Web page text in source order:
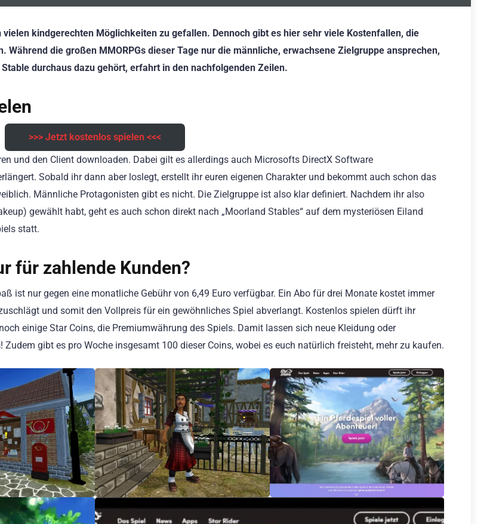
kindgerechten Möglichkeiten zu gefallen. Dennoch gibt es hier sehr viele Kostenfallen, die
die großen MMORPGs dieser Tage nur die männliche, erwachsene Zielgruppe ansprechen,
durchaus dazu gehört, erfahrt in den nachfolgenden Zeilen.
>>> Jetzt kostenlos spielen <<<
und den Client downloaden. Dabei gilt es allerdings auch Microsofts DirectX Software
Sobald ihr dann aber loslegt, erstellt ihr euren eigenen Charakter und bekommt auch schon das
Männliche Protagonisten gibt es nicht. Die Zielgruppe ist also klar definiert. Nachdem ihr also
gewählt habt, geht es auch schon direkt nach „Moorland Stables“ auf dem mysteriösen Eiland
statt.
für zahlende Kunden?
ist nur gegen eine monatliche Gebühr von 6,49 Euro verfügbar. Ein Abo für drei Monate kostet immer
und somit den Vollpreis für ein gewöhnliches Spiel abverlangt. Kostenlos spielen dürft ihr
einige Star Coins, die Premiumwährung des Spiels. Damit lassen sich neue Kleidung oder
gibt es pro Woche insgesamt 100 dieser Coins, wobei es euch natürlich freisteht, mehr zu kaufen.